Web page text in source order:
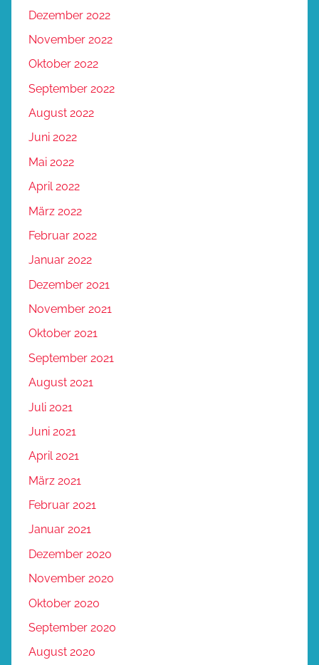
Dezember 2022
November 2022
Oktober 2022
September 2022
August 2022
Juni 2022
Mai 2022
April 2022
März 2022
Februar 2022
Januar 2022
Dezember 2021
November 2021
Oktober 2021
September 2021
August 2021
Juli 2021
Juni 2021
April 2021
März 2021
Februar 2021
Januar 2021
Dezember 2020
November 2020
Oktober 2020
September 2020
August 2020